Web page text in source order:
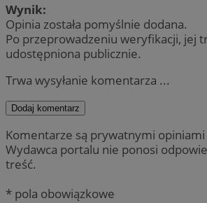
Wynik:
Opinia została pomyślnie dodana.
Po przeprowadzeniu weryfikacji, jej
udostępniona publicznie.
Trwa wysyłanie komentarza ...
Dodaj komentarz
Komentarze są prywatnymi
Wydawca portalu nie ponosi
treść.
* pola obowiązkowe